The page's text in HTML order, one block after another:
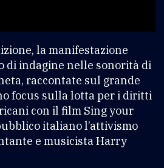
la manifestazione
di indagine nelle sonorità di
raccontate sul grande
focus sulla lotta per i diritti
con il film Sing your
italiano l’attivismo
e musicista Harry